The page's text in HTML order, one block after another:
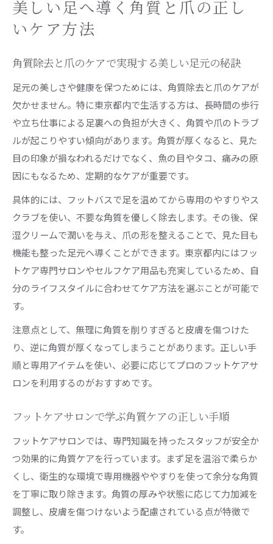
美しい足へ導く角質と爪の正し
いケア方法
角質除去と爪のケアで実現する美しい足元の秘訣
足元の美しさや健康を保つためには、角質除去と爪のケアが
欠かせません。特に東京都内で生活する方は、長時間の歩行
や立ち仕事による足裏への負担が大きく、角質や爪のトラブ
ルが起こりやすい傾向があります。角質が厚くなると、見た
目の印象が損なわれるだけでなく、魚の目やタコ、痛みの原
因にもなるため、定期的なケアが重要です。
具体的には、フットバスで足を温めてから専用のやすりやス
クラブを使い、不要な角質を優しく除去します。その後、保
湿クリームで潤いを与え、爪の形を整えることで、見た目も
機能も整った足元へ導くことができます。東京都内にはフッ
トケア専門サロンやセルフケア用品も充実しているため、自
分のライフスタイルに合わせてケア方法を選ぶことが可能で
す。
注意点として、無理に角質を削りすぎると皮膚を傷つけた
り、逆に角質が厚くなってしまうことがあります。正しい手
順と専用アイテムを使い、必要に応じてプロのフットケアサ
ロンを利用するのがおすすめです。
フットケアサロンで学ぶ角質ケアの正しい手順
フットケアサロンでは、専門知識を持ったスタッフが安全か
つ効果的に角質ケアを行っています。まず足を温浴で柔らか
くし、衛生的な環境で専用機器ややすりを使って余分な角質
を丁寧に取り除きます。角質の厚みや状態に応じて力加減を
調整し、皮膚を傷つけないよう配慮されている点が特徴で
す。